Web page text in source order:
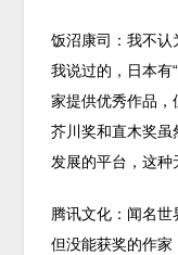
饭沼康司：我不认
我说过的，日本有
家提供优秀作品，
芥川奖和直木奖
发展的平台，这种
腾讯文化：闻名
但没能获奖的作家